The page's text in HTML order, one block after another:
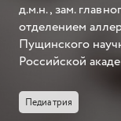
д.м.н., зам.
отделением
Пущинского
Российской
Педиатрия